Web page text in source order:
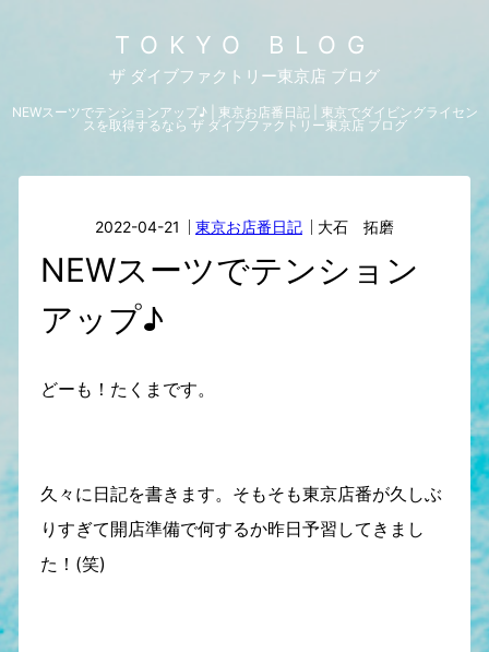
TOKYO BLOG
ザ ダイブファクトリー東京店 ブログ
NEWスーツでテンションアップ♪ | 東京お店番日記 | 東京でダイビングライセン
スを取得するなら ザ ダイブファクトリー東京店 ブログ
2022-04-21 東京お店番日記 大石 拓磨
NEWスーツでテンション
アップ♪
どーも！たくまです。
久々に日記を書きます。そもそも東京店番が久しぶ
りすぎて開店準備で何するか昨日予習してきまし
た！(笑)